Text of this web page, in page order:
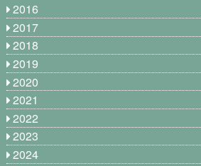
2016
2017
2018
2019
2020
2021
2022
2023
2024